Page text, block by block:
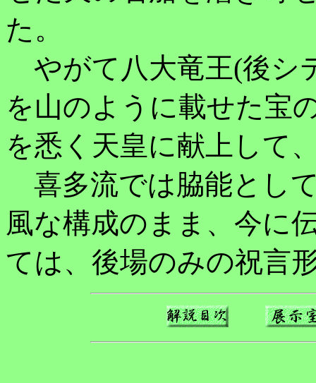
た。
やがて八大竜王(後シ
を山のように載せた宝
を悉く天皇に献上して
喜多流では脇能とし
風な構成のまま、今に
ては、後場のみの祝言